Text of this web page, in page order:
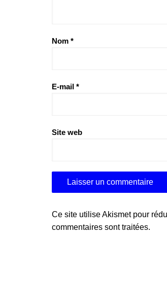
Nom *
E-mail *
Site web
Ce site utilise Akismet pour
commentaires sont traitées.